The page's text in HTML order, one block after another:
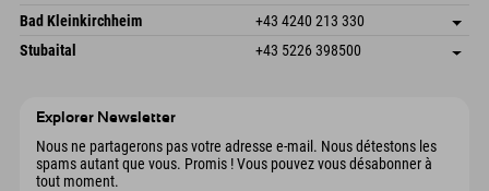
Autriche
Réservation
Gscheat 14
6441 Umhausen
Autriche
Enregistrer l'adresse
Informations d'arrivée
Réservation
Bad Kleinkirchheim +43 4240 213 330
Dorfstraße 24
Enregistrer l'adresse
Stubaital +43 5226 398500
Explorer Newsletter
Nous ne partagerons pas votre adresse e-mail. Nous détestons les
spams autant que vous. Promis ! Vous pouvez vous désabonner à
tout moment.